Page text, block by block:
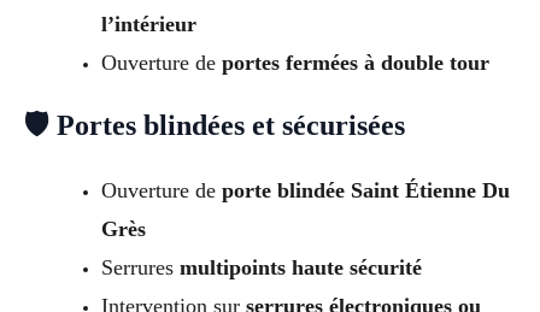
l’intérieur
Ouverture de portes fermées à double tour
🛡 Portes blindées et sécurisées
Ouverture de porte blindée Saint Étienne Du
Grès
Serrures multipoints haute sécurité
Intervention sur serrures électroniques ou